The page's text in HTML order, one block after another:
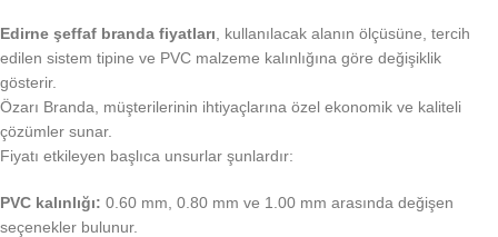
Edirne şeffaf branda fiyatları , kullanılacak alanın ölçüsüne, tercih
edilen sistem tipine ve PVC malzeme kalınlığına göre değişiklik
gösterir.
Özarı Branda, müşterilerinin ihtiyaçlarına özel ekonomik ve kaliteli
çözümler sunar.
Fiyatı etkileyen başlıca unsurlar şunlardır:
PVC kalınlığı: 0.60 mm, 0.80 mm ve 1.00 mm arasında değişen
seçenekler bulunur.